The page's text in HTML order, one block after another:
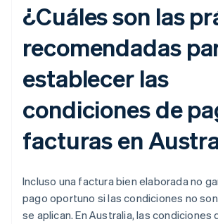
¿Cuáles son las
recomendadas
establecer las
condiciones de
facturas en
Incluso una factura bien elaborada no
pago oportuno si las condiciones no
se aplican. En Australia, las condiciones